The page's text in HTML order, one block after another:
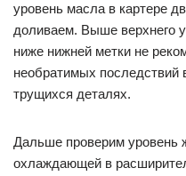
уровень масла в картере
доливаем. Выше верхнего
ниже нижней метки не
необратимых последствий
трущихся деталях.
Дальше проверим уровень
охлаждающей в